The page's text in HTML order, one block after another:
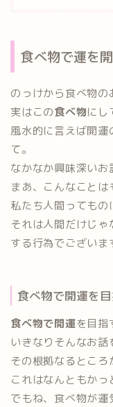
食べ物で運を
のっけから食べ物
実はこの食べ物にし
風水的に言えば開運
て。
なかなか興味深いお
まあ、こんなこと
私たち人間ってもの
それは人間だけじ
する行為でございま
食べ物で開運を
食べ物で開運を目指
いきなりそんなお話
その根拠なるとこ
これはなんともかっ
でもね、 食べ物が運